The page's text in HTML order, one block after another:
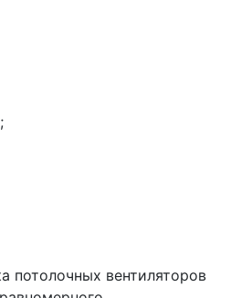
потолочных вентиляторов